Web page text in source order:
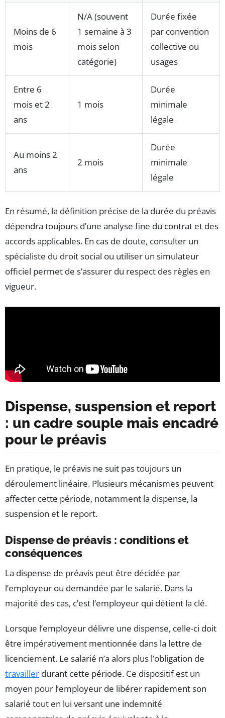
Moins de 6
mois
N/A (souvent
1 semaine à 3
mois selon
catégorie)
Durée fixée
par convention
collective ou
usages
Entre 6
mois et 2
ans
1 mois
Durée
minimale
légale
Au moins 2
ans
2 mois
Durée
minimale
légale
En résumé, la définition précise de la durée du préavis
dépendra toujours d’une analyse fine du contrat et des
accords applicables. En cas de doute, consulter un
spécialiste du droit social ou utiliser un simulateur
officiel permet de s’assurer du respect des règles en
vigueur.
Dispense, suspension et report
: un cadre souple mais encadré
pour le préavis
En pratique, le préavis ne suit pas toujours un
déroulement linéaire. Plusieurs mécanismes peuvent
affecter cette période, notamment la dispense, la
suspension et le report.
Dispense de préavis : conditions et
conséquences
La dispense de préavis peut être décidée par
l’employeur ou demandée par le salarié. Dans la
majorité des cas, c’est l’employeur qui détient la clé.
Lorsque l’employeur délivre une dispense, celle-ci doit
être impérativement mentionnée dans la lettre de
licenciement. Le salarié n’a alors plus l’obligation de
travailler durant cette période. Ce dispositif est un
moyen pour l’employeur de libérer rapidement son
salarié tout en lui versant une indemnité